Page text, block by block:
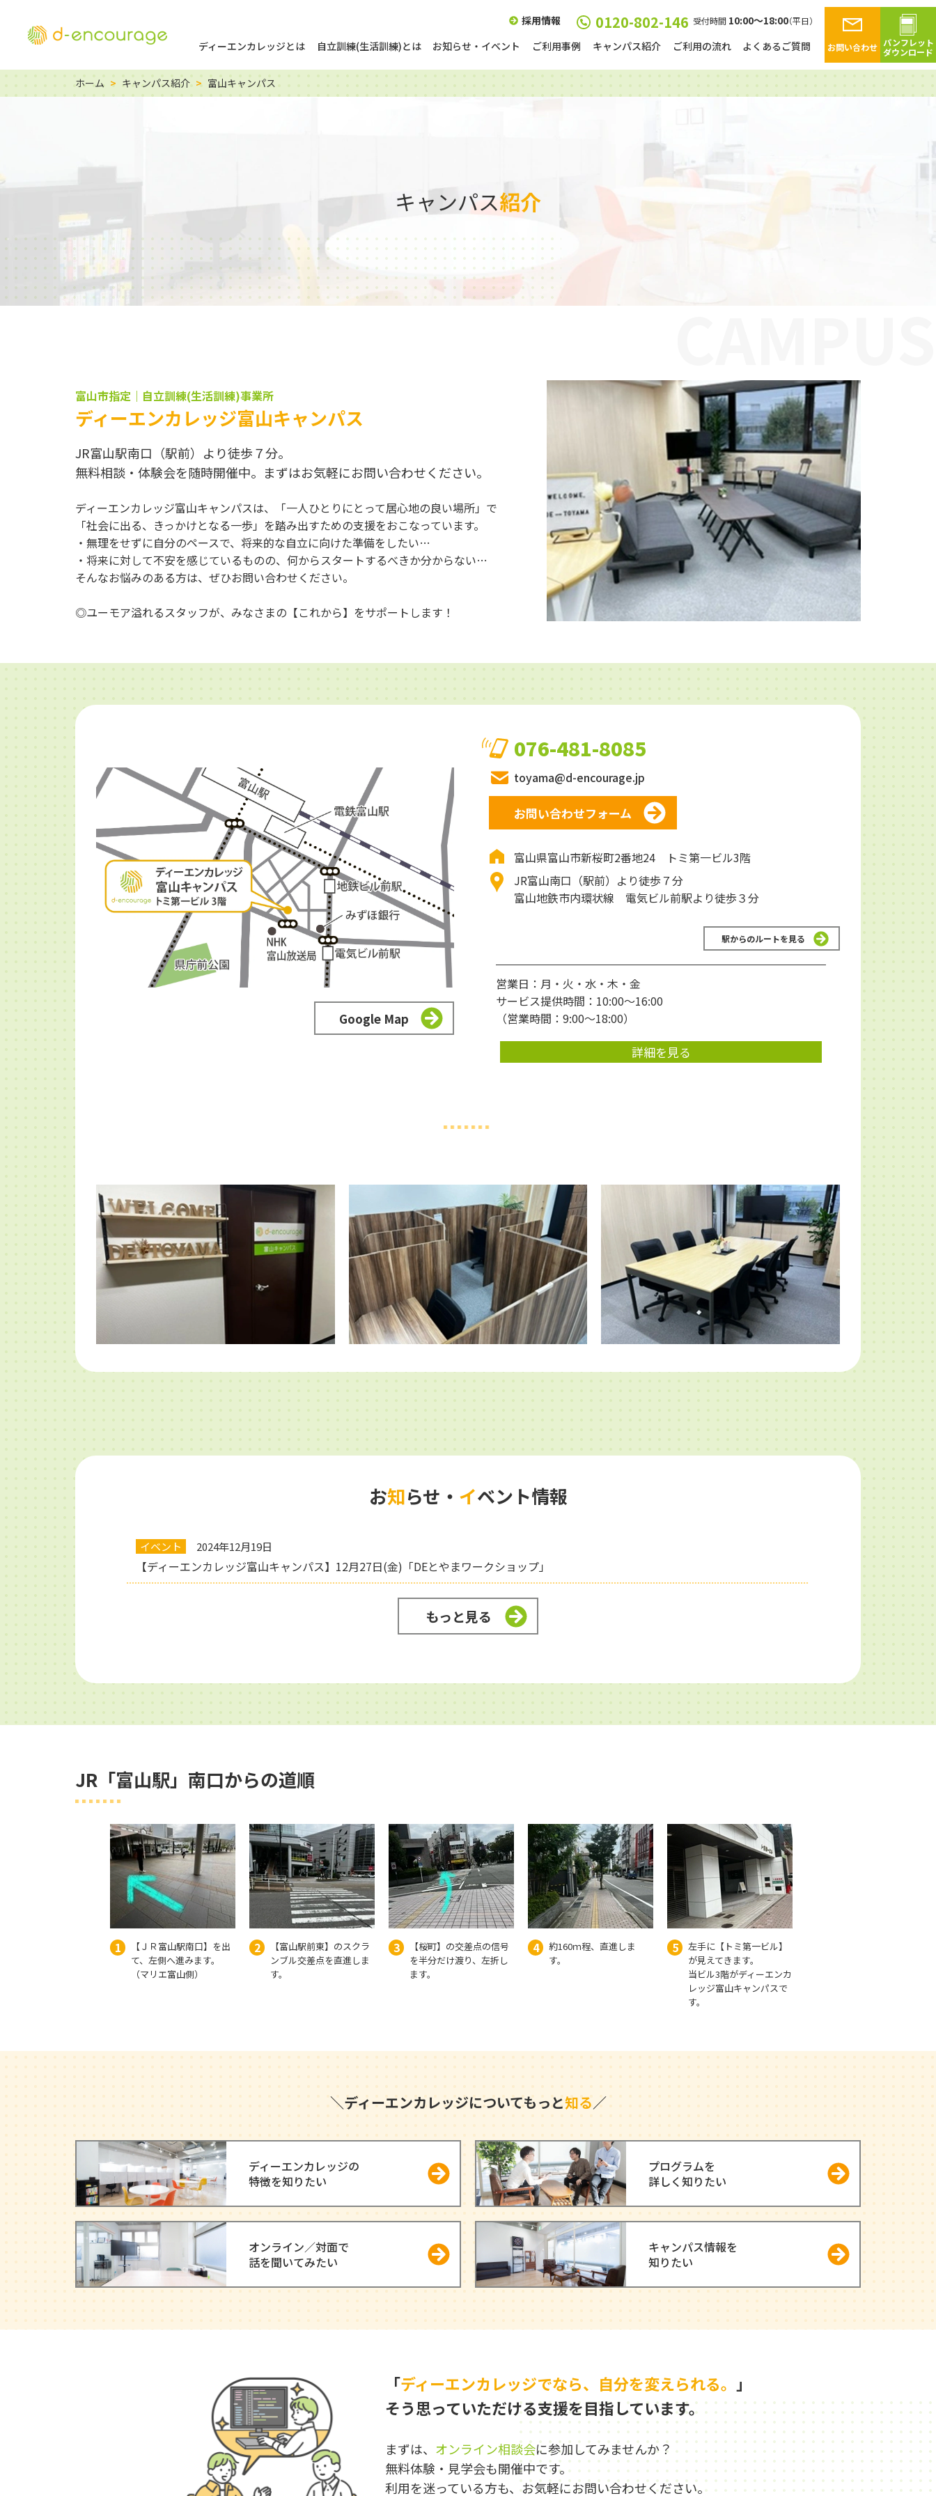
採用情報 0120-802-146 受付時間 10:00～18:00（平日）
ディーエンカレッジとは 自立訓練(生活訓練)とは お知らせ・イベント ご利用事例 キャンパス紹介 ご利用の流れ よくあるご質問 お問い合わせ パンフレット
ダウンロード
ホーム > キャンパス紹介 > 富山キャンパス
キャンパス紹介
富山市指定｜自立訓練(生活訓練)事業所
ディーエンカレッジ富山キャンパス
JR富山駅南口（駅前）より徒歩７分。
無料相談・体験会を随時開催中。まずはお気軽にお問い合わせください。
ディーエンカレッジ富山キャンパスは、「一人ひとりにとって居心地の良い場所」で
「社会に出る、きっかけとなる一歩」を踏み出すための支援をおこなっています。
・無理をせずに自分のペースで、将来的な自立に向けた準備をしたい…
・将来に対して不安を感じているものの、何からスタートするべきか分からない…
そんなお悩みのある方は、ぜひお問い合わせください。
◎ユーモア溢れるスタッフが、みなさまの【これから】をサポートします！
076-481-8085
toyama@d-encourage.jp
お問い合わせフォーム
富山県富山市新桜町2番地24 トミ第一ビル3階
JR富山南口（駅前）より徒歩７分
富山地鉄市内環状線 電気ビル前駅より徒歩３分
駅からのルートを見る
営業日：月・火・水・木・金
サービス提供時間：10:00〜16:00
（営業時間：9:00〜18:00）
詳細を見る
Google Map
お知らせ・ イベント情報
イベント 2024年12月19日
【ディーエンカレッジ富山キャンパス】12月27日(金)「DEとやまワークショップ」
もっと見る
JR「富山駅」南口からの道順
1
【ＪＲ富山駅南口】を出
て、左側へ進みます。
（マリエ富山側）
2
【富山駅前東】のスクラ
ンブル交差点を直進しま
す。
3
【桜町】の交差点の信号
を半分だけ渡り、左折し
ます。
4
約160ｍ程、直進しま
す。
5
左手に【トミ第一ビル】
が見えてきます。
当ビル3階がディーエンカ
レッジ富山キャンパスで
す。
＼ディーエンカレッジについてもっと知る／
ディーエンカレッジの
特徴を知りたい
プログラムを
詳しく知りたい
オンライン／対面で
話を聞いてみたい
キャンパス情報を
知りたい
「ディーエンカレッジでなら、 自分を変えられる。」
そう思っていただける支援を目指しています。
まずは、 オンライン相談会に参加してみませんか？
無料体験・見学会も開催中です。
利用を迷っている方も、お気軽にお問い合わせください。